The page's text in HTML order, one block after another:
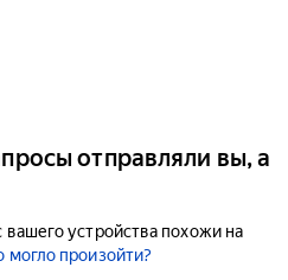
отправляли вы, а
устройства похожи на
могло произойти?